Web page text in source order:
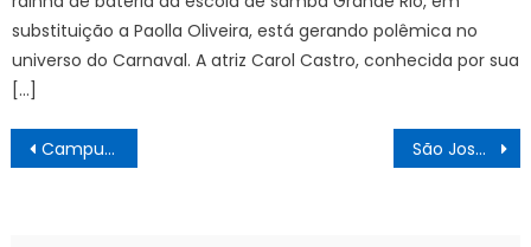
substituição a Paolla Oliveira, está gerando polêmica no
universo do Carnaval. A atriz Carol Castro, conhecida por sua
[…]
Navegação
de
Campus Sertãozinho celebra revitalização e novo laboratório de informática – IFSP São José amplia qualificação de 297 profissionais da Saúde